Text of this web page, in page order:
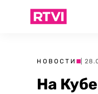
НОВОСТИ |
На